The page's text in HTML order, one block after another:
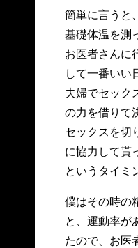
簡単に言うと
基礎体温を測
お医者さんに
して一番いい
夫婦でセック
の力を借りて
セックスを切
に協力して貰
というタイミ
僕はその時の
と、運動率が
たので、お医